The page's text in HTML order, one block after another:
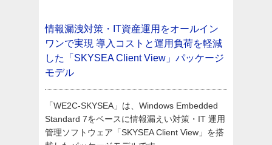
情報漏洩対策・IT資産運用をオールイン
ワンで実現 導入コストと運用負荷を軽減
した「SKYSEA Client View」パッケージ
モデル
「WE2C-SKYSEA」は、Windows Embedded
Standard 7をベースに情報漏えい対策・IT 運用
管理ソフトウェア「SKYSEA Client View」を搭